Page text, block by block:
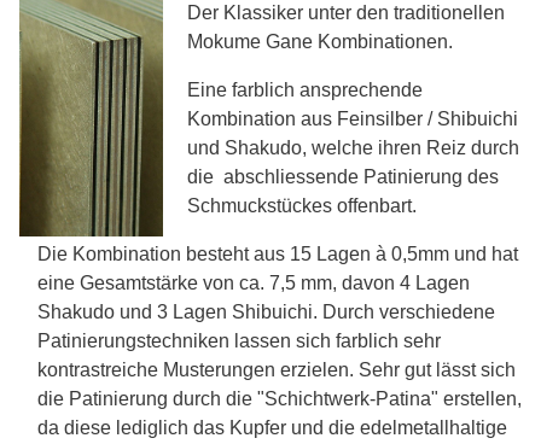
Der Klassiker unter den traditionellen
Mokume Gane Kombinationen.
Eine farblich ansprechende
Kombination aus Feinsilber / Shibuichi
und Shakudo, welche ihren Reiz durch
die abschliessende Patinierung des
Schmuckstückes offenbart.
Die Kombination besteht aus 15 Lagen à 0,5mm und hat
eine Gesamtstärke von ca. 7,5 mm, davon 4 Lagen
Shakudo und 3 Lagen Shibuichi. Durch verschiedene
Patinierungstechniken lassen sich farblich sehr
kontrastreiche Musterungen erzielen. Sehr gut lässt sich
die Patinierung durch die "Schichtwerk-Patina" erstellen,
da diese lediglich das Kupfer und die edelmetallhaltige